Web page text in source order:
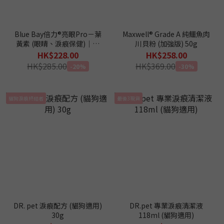
Blue Bay倍力®亮眼Pro－葉
黃素 (眼睛、淚痕保健)｜游
離型葉黃素
HK$228.00
HK$285.00 -20%
Maxwell® Grade A 純鱷魚肉
川貝粉 (加強版) 50g
HK$258.00
HK$369.00 -30%
貓狗淚痕終結者
DR. pet 淚痕配方 (貓狗適用)
30g
最後3現貨
DR.pet 專業淚痕清潔液
118ml (貓狗適用)